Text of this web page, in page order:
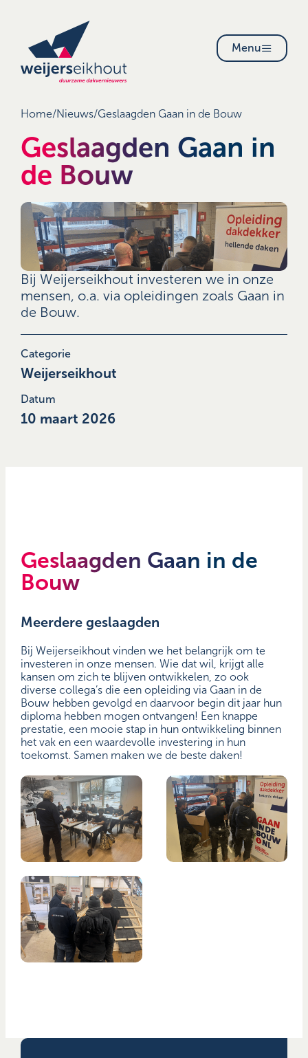
Menu
Home/Nieuws/Geslaagden Gaan in de Bouw
Geslaagden Gaan in
de Bouw
Bij Weijerseikhout investeren we in onze
mensen, o.a. via opleidingen zoals Gaan in
de Bouw.
Categorie
Datum
Weijerseikhout
10 maart 2026
Geslaagden Gaan in de
Bouw
Meerdere geslaagden
Bij Weijerseikhout vinden we het belangrijk om te
investeren in onze mensen. Wie dat wil, krijgt alle
kansen om zich te blijven ontwikkelen, zo ook
diverse collega’s die een opleiding via Gaan in de
Bouw hebben gevolgd en daarvoor begin dit jaar hun
diploma hebben mogen ontvangen! Een knappe
prestatie, een mooie stap in hun ontwikkeling binnen
het vak en een waardevolle investering in hun
toekomst. Samen maken we de beste daken!